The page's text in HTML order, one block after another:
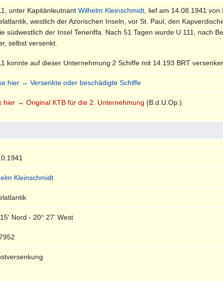
unter KapitänleutnantWilhelm Kleinschmidt , lief am 14.08.1941
westlich der Azorischen Inseln, vor St. Paul, den
südwestlich der Insel Teneriffa. Nach 51 Tagen wurde U 111, nach
selbst versenkt.
konnte auf dieser Unternehmung 2 Schiffe mit 14.193 BRT
hier → Versenkte oder beschädigte Schiffe
hier → Original KTB für die 2. Unternehmung (B.d.U.Op.)
Kleinschmidt
Nord - 20° 27' West